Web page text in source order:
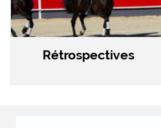
Rétrospectives